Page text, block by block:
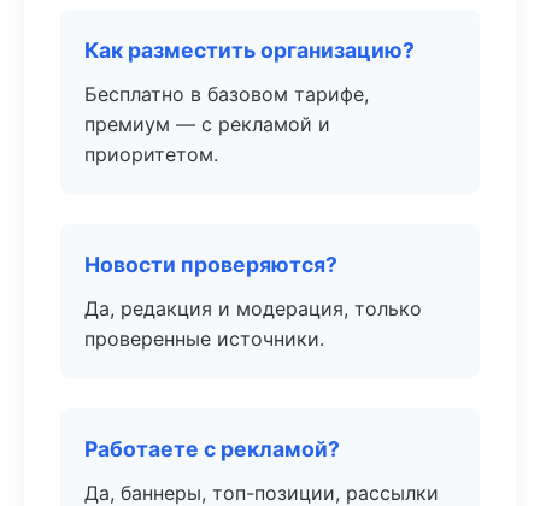
Как разместить организацию?
Бесплатно в базовом тарифе,
премиум — с рекламой и
приоритетом.
Новости проверяются?
Да, редакция и модерация, только
проверенные источники.
Работаете с рекламой?
Да, баннеры, топ-позиции, рассылки